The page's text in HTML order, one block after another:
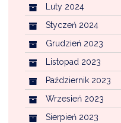
Luty 2024
Styczeń 2024
Grudzień 2023
Listopad 2023
Październik 2023
Wrzesień 2023
Sierpień 2023